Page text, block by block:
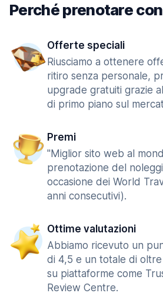
Perché prenotare
Offerte speciali
Riusciamo a ottenere
ritiro senza personale,
upgrade gratuiti grazie
di primo piano sul
Premi
"Miglior sito web al
prenotazione del
occasione dei World
anni consecutivi).
Ottime valutazioni
Abbiamo ricevuto un
di 4,5 e un totale di
su piattaforme come
Review Centre.